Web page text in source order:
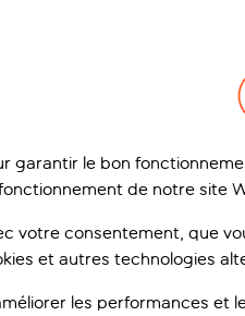
garantir le bon
de notre site
votre consentement, que
et autres technologies
les performances et